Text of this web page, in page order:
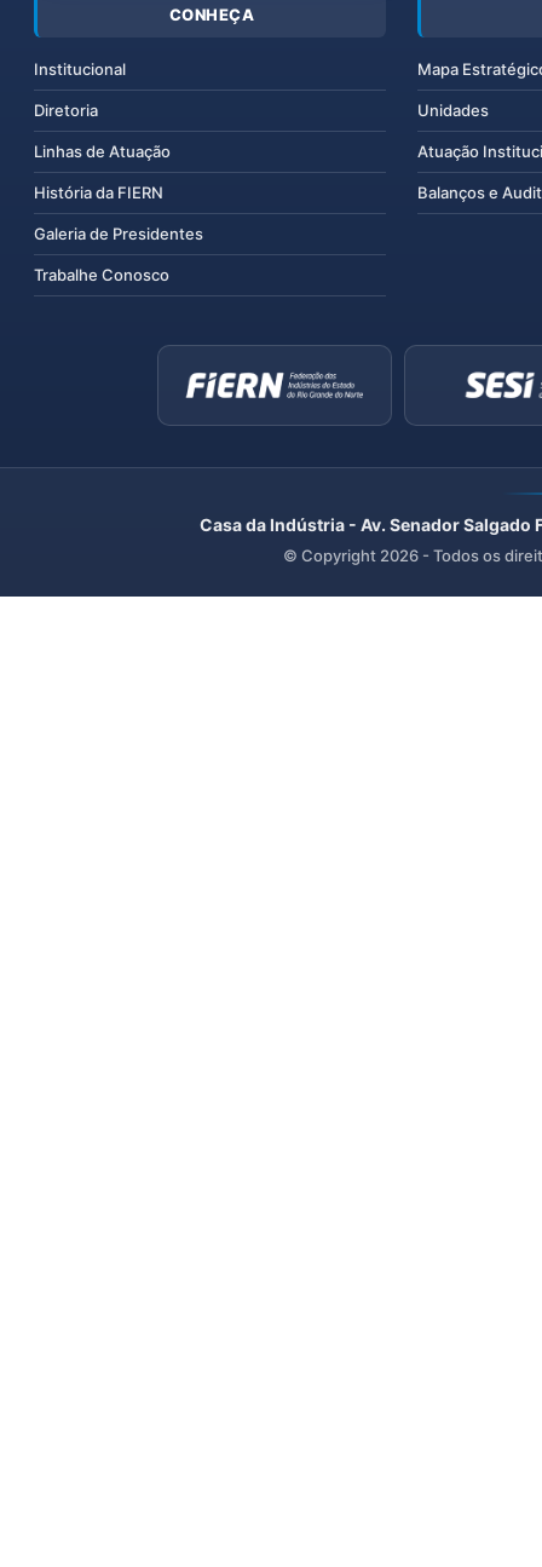
CONHEÇA
Institucional
Diretoria
Linhas de Atuação
História da FIERN
Galeria de Presidentes
Trabalhe Conosco
Mapa
Unidades
Atuação
Balanços e
Casa da Indústria - Av. Senador
© Copyright 2026 - Todos os